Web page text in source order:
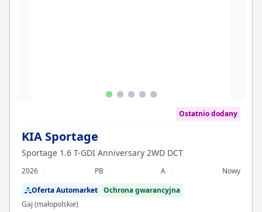
Ostatnio dodany
KIA Sportage
Sportage 1.6 T-GDI Anniversary 2WD DCT
2026 PB A
Nowy
Oferta Automarket Ochrona gwarancyjna
Gaj (małopolskie)